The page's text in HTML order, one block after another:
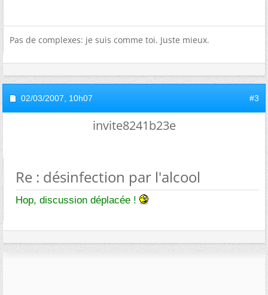
Pas de complexes: je suis comme toi. Juste mieux.
02/03/2007, 10h07 #3
invite8241b23e
Re : désinfection par l'alcool
Hop, discussion déplacée !